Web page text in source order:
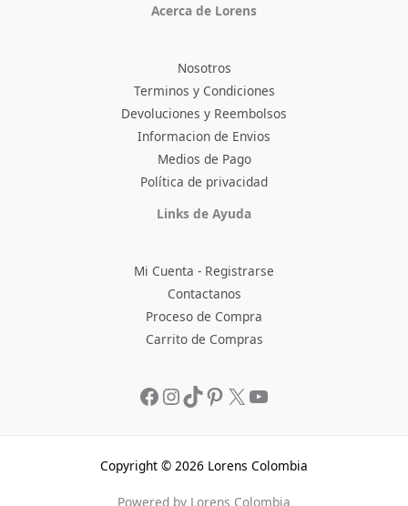
Acerca de Lorens
Nosotros
Terminos y Condiciones
Devoluciones y Reembolsos
Informacion de Envios
Medios de Pago
Política de privacidad
Links de Ayuda
Mi Cuenta - Registrarse
Contactanos
Proceso de Compra
Carrito de Compras
Facebook
Instagram
TikTokPinterest
Copyright © 2026 Lorens Colombia
Powered by Lorens Colombia